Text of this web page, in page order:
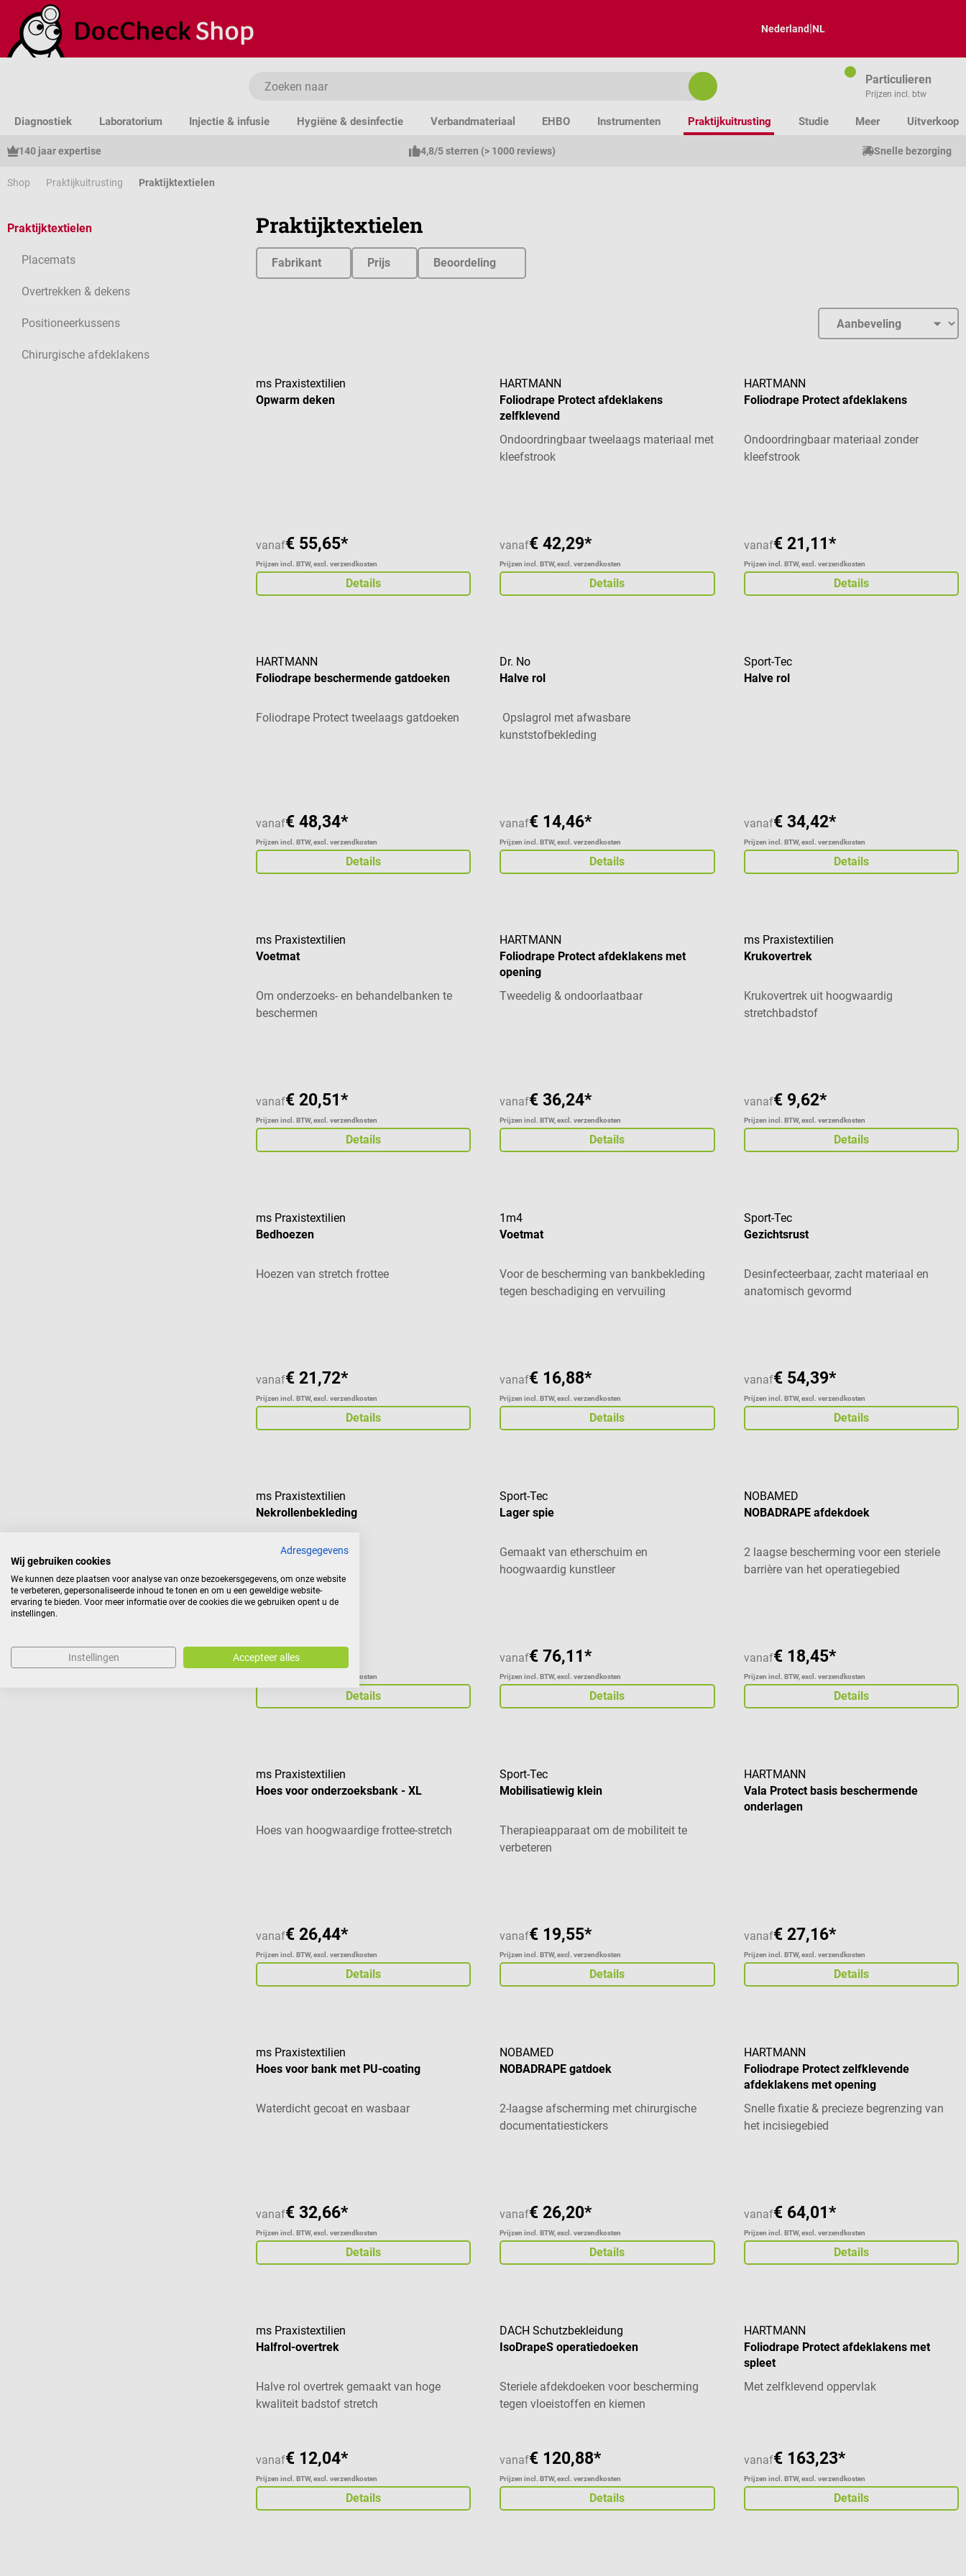
naar de hoofdinhoud
Ga naar de zoekopdracht
Ga naar de hoofdnavigatie
Nederland|NL
Particulieren
Prijzen incl. btw
Diagnostiek Laboratorium Injectie & infusie Hygiëne & desinfectie Verbandmateriaal EHBO Instrumenten Praktijkuitrusting Studie Meer Uitverkoop
140 jaar expertise 4,8/5 sterren (> 1000 reviews) Snelle bezorging
Shop Praktijkuitrusting Praktijktextielen
Praktijktextielen
Placemats
Overtrekken & dekens
Positioneerkussens
Chirurgische afdeklakens
Praktijktextielen
Fabrikant Prijs Beoordeling
ms Praxistextilien
Opwarm deken
vanaf€ 55,65*
Prijzen incl. BTW, excl. verzendkosten
Details
HARTMANN
Foliodrape Protect afdeklakens
zelfklevend
Ondoordringbaar tweelaags materiaal met
kleefstrook
vanaf€ 42,29*
Prijzen incl. BTW, excl. verzendkosten
Details
HARTMANN
Foliodrape Protect afdeklakens
Ondoordringbaar materiaal zonder
kleefstrook
vanaf€ 21,11*
Prijzen incl. BTW, excl. verzendkosten
Details
HARTMANN
Foliodrape beschermende gatdoeken
Foliodrape Protect tweelaags gatdoeken
vanaf€ 48,34*
Prijzen incl. BTW, excl. verzendkosten
Details
Dr. No
Halve rol
Opslagrol met afwasbare
kunststofbekleding
vanaf€ 14,46*
Prijzen incl. BTW, excl. verzendkosten
Details
Sport-Tec
Halve rol
vanaf€ 34,42*
Prijzen incl. BTW, excl. verzendkosten
Details
ms Praxistextilien
Voetmat
Om onderzoeks- en behandelbanken te
beschermen
vanaf€ 20,51*
Prijzen incl. BTW, excl. verzendkosten
Details
HARTMANN
Foliodrape Protect afdeklakens met
opening
Tweedelig & ondoorlaatbaar
vanaf€ 36,24*
Prijzen incl. BTW, excl. verzendkosten
Details
ms Praxistextilien
Krukovertrek
Krukovertrek uit hoogwaardig
stretchbadstof
vanaf€ 9,62*
Prijzen incl. BTW, excl. verzendkosten
Details
ms Praxistextilien
Bedhoezen
Hoezen van stretch frottee
vanaf€ 21,72*
Prijzen incl. BTW, excl. verzendkosten
Details
1m4
Voetmat
Voor de bescherming van bankbekleding
tegen beschadiging en vervuiling
vanaf€ 16,88*
Prijzen incl. BTW, excl. verzendkosten
Details
Sport-Tec
Gezichtsrust
Desinfecteerbaar, zacht materiaal en
anatomisch gevormd
vanaf€ 54,39*
Prijzen incl. BTW, excl. verzendkosten
Details
ms Praxistextilien
Nekrollenbekleding
Gemiddelde waardering van 5 van 5 sterren
vanaf€ 12,04*
Prijzen incl. BTW, excl. verzendkosten
Details
Sport-Tec
Lager spie
Gemaakt van etherschuim en
hoogwaardig kunstleer
vanaf€ 76,11*
Prijzen incl. BTW, excl. verzendkosten
Details
NOBAMED
NOBADRAPE afdekdoek
2 laagse bescherming voor een steriele
barrière van het operatiegebied
vanaf€ 18,45*
Prijzen incl. BTW, excl. verzendkosten
Details
ms Praxistextilien
Hoes voor onderzoeksbank - XL
Hoes van hoogwaardige frottee-stretch
vanaf€ 26,44*
Prijzen incl. BTW, excl. verzendkosten
Details
Sport-Tec
Mobilisatiewig klein
Therapieapparaat om de mobiliteit te
verbeteren
vanaf€ 19,55*
Prijzen incl. BTW, excl. verzendkosten
Details
HARTMANN
Vala Protect basis beschermende
onderlagen
vanaf€ 27,16*
Prijzen incl. BTW, excl. verzendkosten
Details
ms Praxistextilien
Hoes voor bank met PU-coating
Waterdicht gecoat en wasbaar
vanaf€ 32,66*
Prijzen incl. BTW, excl. verzendkosten
Details
NOBAMED
NOBADRAPE gatdoek
2-laagse afscherming met chirurgische
documentatiestickers
vanaf€ 26,20*
Prijzen incl. BTW, excl. verzendkosten
Details
HARTMANN
Foliodrape Protect zelfklevende
afdeklakens met opening
Snelle fixatie & precieze begrenzing van
het incisiegebied
vanaf€ 64,01*
Prijzen incl. BTW, excl. verzendkosten
Details
ms Praxistextilien
Halfrol-overtrek
Halve rol overtrek gemaakt van hoge
kwaliteit badstof stretch
vanaf€ 12,04*
Prijzen incl. BTW, excl. verzendkosten
Details
DACH Schutzbekleidung
IsoDrapeS operatiedoeken
Steriele afdekdoeken voor bescherming
tegen vloeistoffen en kiemen
vanaf€ 120,88*
Prijzen incl. BTW, excl. verzendkosten
Details
HARTMANN
Foliodrape Protect afdeklakens met
spleet
Met zelfklevend oppervlak
vanaf€ 163,23*
Prijzen incl. BTW, excl. verzendkosten
Details
Adresgegevens
Wij gebruiken cookies
We kunnen deze plaatsen voor analyse van onze bezoekersgegevens, om onze website
te verbeteren, gepersonaliseerde inhoud te tonen en om u een geweldige website-
ervaring te bieden. Voor meer informatie over de cookies die we gebruiken opent u de
instellingen.
Instellingen Accepteer alles